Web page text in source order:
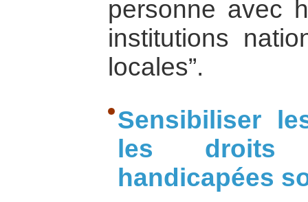
personne avec
institutions
locales”.
Sensibiliser
les droits
handicapées